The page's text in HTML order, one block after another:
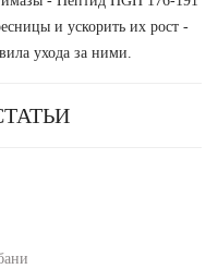
и ускорить их рост -
ухода за ними.